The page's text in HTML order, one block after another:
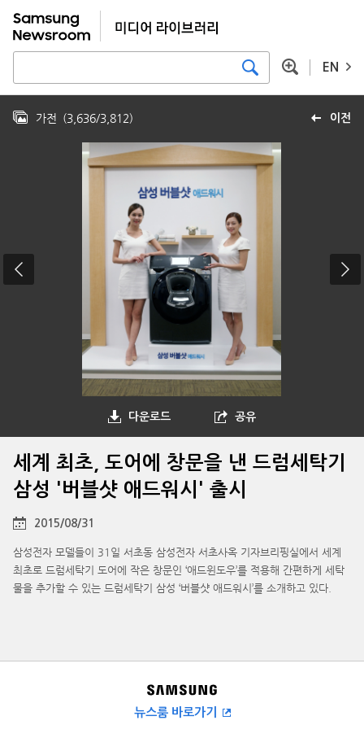
EN
이전
가전 (3,636/3,812)
다운로드 공유
세계 최초, 도어에 창문을 낸 드럼세탁기
삼성 '버블샷 애드워시' 출시
2015/08/31
삼성전자 모델들이 31일 서초동 삼성전자 서초사옥 기자브리핑실에서 세계
최초로 드럼세탁기 도어에 작은 창문인 ‘애드윈도우’를 적용해 간편하게 세탁
물을 추가할 수 있는 드럼세탁기 삼성 ‘버블샷 애드워시’를 소개하고 있다.
뉴스룸 바로가기